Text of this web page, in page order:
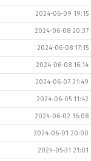
2024-06-09 19:15
2024-06-08 20:37
2024-06-08 17:15
2024-06-08 16:14
2024-06-07 21:49
2024-06-05 11:42
2024-06-02 16:08
2024-06-01 20:00
2024-05-31 21:01